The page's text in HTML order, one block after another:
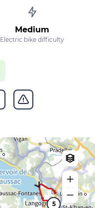
Medium
Electric bike difficulty
5